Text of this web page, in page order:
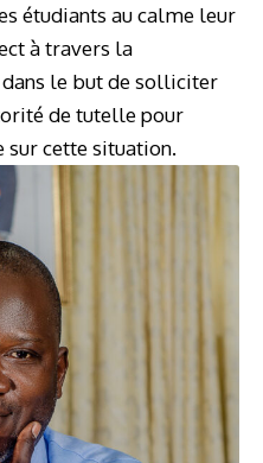
étudiants au calme leur
à travers la
le but de solliciter
de tutelle pour
sur cette situation.